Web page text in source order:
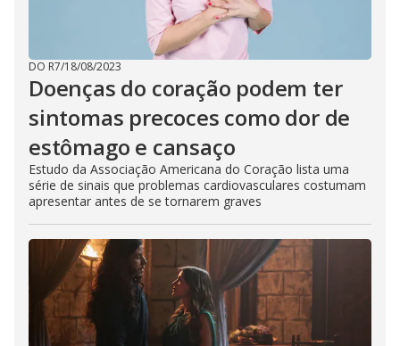
DO R7/18/08/2023
Doenças do coração podem ter
sintomas precoces como dor de
estômago e cansaço
Estudo da Associação Americana do Coração lista uma
série de sinais que problemas cardiovasculares costumam
apresentar antes de se tornarem graves